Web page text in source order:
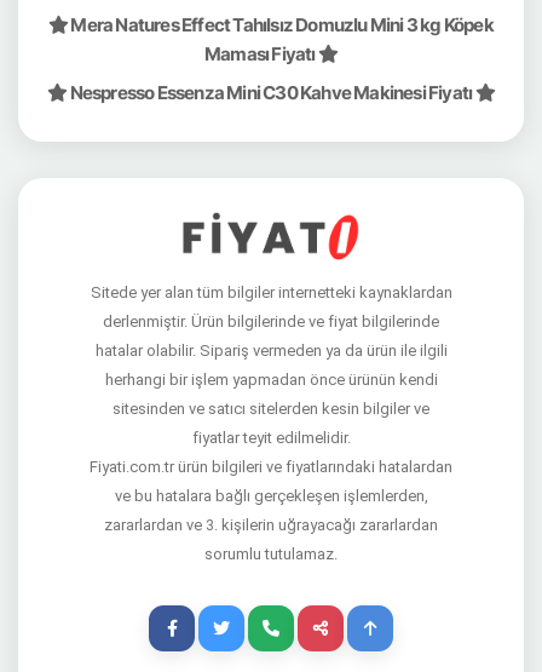
Mera Natures Effect Tahılsız Domuzlu Mini 3 kg Köpek
Maması Fiyatı
Nespresso Essenza Mini C30 Kahve Makinesi Fiyatı
Sitede yer alan tüm bilgiler internetteki kaynaklardan
derlenmiştir. Ürün bilgilerinde ve fiyat bilgilerinde
hatalar olabilir. Sipariş vermeden ya da ürün ile ilgili
herhangi bir işlem yapmadan önce ürünün kendi
sitesinden ve satıcı sitelerden kesin bilgiler ve
fiyatlar teyit edilmelidir.
Fiyati.com.tr ürün bilgileri ve fiyatlarındaki hatalardan
ve bu hatalara bağlı gerçekleşen işlemlerden,
zararlardan ve 3. kişilerin uğrayacağı zararlardan
sorumlu tutulamaz.